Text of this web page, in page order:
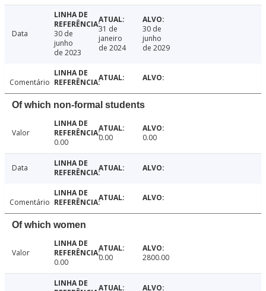
Data
30 de
junho
de 2023
31 de
janeiro
de 2024
30 de
junho
de 2029
Comentário
Of which non-formal students
Valor
0.00
0.00 0.00
Data
Comentário
Of which women
Valor
0.00
0.00 2800.00